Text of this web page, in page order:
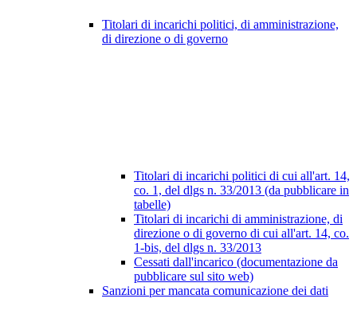
Titolari di incarichi politici, di amministrazione,
di direzione o di governo
Titolari di incarichi politici di cui all'art. 14,
co. 1, del dlgs n. 33/2013 (da pubblicare in
tabelle)
Titolari di incarichi di amministrazione, di
direzione o di governo di cui all'art. 14, co.
1-bis, del dlgs n. 33/2013
Cessati dall'incarico (documentazione da
pubblicare sul sito web)
Sanzioni per mancata comunicazione dei dati